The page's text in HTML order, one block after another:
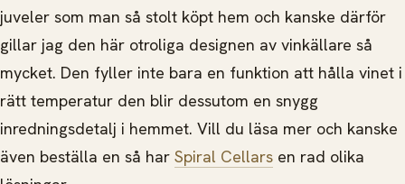
juveler som man så stolt köpt hem och kanske därför
gillar jag den här otroliga designen av vinkällare så
mycket. Den fyller inte bara en funktion att hålla vinet i
rätt temperatur den blir dessutom en snygg
inredningsdetalj i hemmet. Vill du läsa mer och kanske
även beställa en så har Spiral Cellars en rad olika